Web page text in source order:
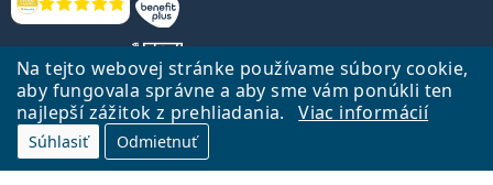
Na tejto webovej stránke používame súbory cookie,
aby fungovala správne a aby sme vám ponúkli ten
najlepší zážitok z prehliadania.
Viac informácií
Súhlasiť Odmietnuť
Hodnotenia
Späť na Úvodnu stránku
Lentiamo.sk vlastní a prevádzkuje spoločnosť Lentiamo s.r.o., Česká